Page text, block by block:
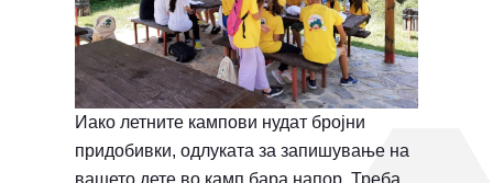
Иако летните кампови нудат бројни
придобивки, одлуката за запишување на
вашето дете во камп бара напор. Треба